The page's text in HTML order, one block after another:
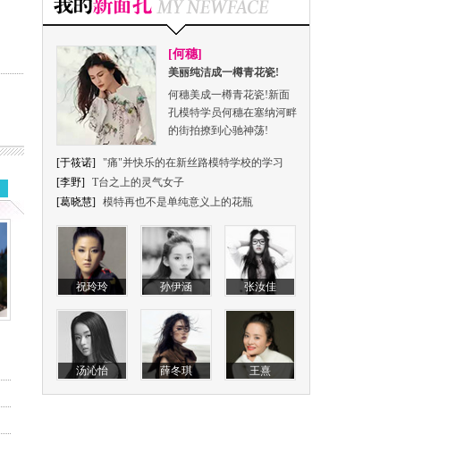
[何穗]
美丽纯洁成一樽青花瓷!
何穗美成一樽青花瓷!新面
孔模特学员何穗在塞纳河畔
的街拍撩到心驰神荡!
[于筱诺]
"痛"并快乐的在新丝路模特学校的学习
[李野]
T台之上的灵气女子
[葛晓慧]
模特再也不是单纯意义上的花瓶
祝玲玲 孙伊涵 张汝佳
汤沁怡 薛冬琪 王熹